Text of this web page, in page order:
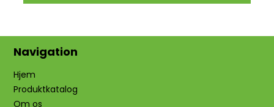
Navigation
Hjem
Produktkatalog
Om os